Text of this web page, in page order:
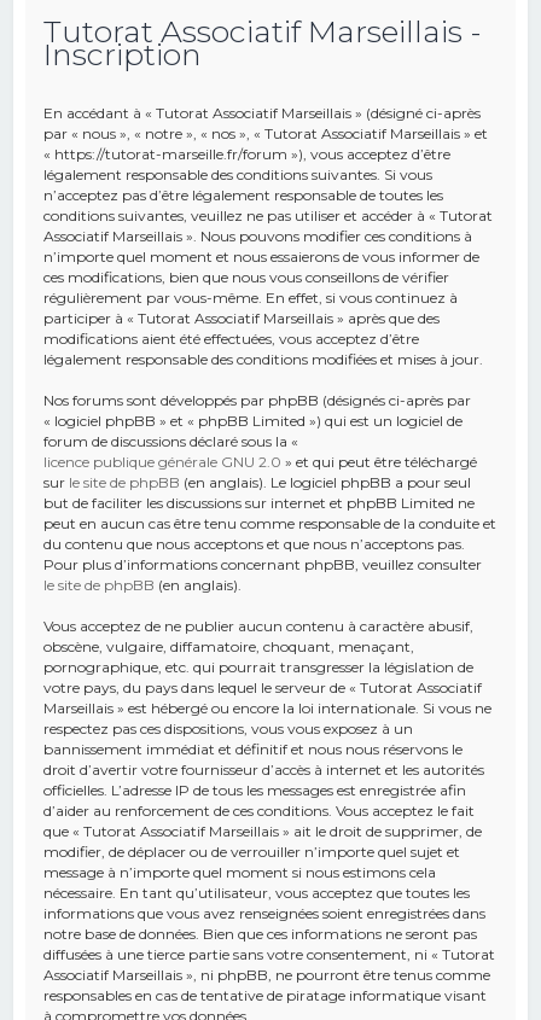
Tutorat Associatif Marseillais -
Inscription
En accédant à « Tutorat Associatif Marseillais » (désigné ci-après
par « nous », « notre », « nos », « Tutorat Associatif Marseillais » et
« https://tutorat-marseille.fr/forum »), vous acceptez d’être
légalement responsable des conditions suivantes. Si vous
n’acceptez pas d’être légalement responsable de toutes les
conditions suivantes, veuillez ne pas utiliser et accéder à « Tutorat
Associatif Marseillais ». Nous pouvons modifier ces conditions à
n’importe quel moment et nous essaierons de vous informer de
ces modifications, bien que nous vous conseillons de vérifier
régulièrement par vous-même. En effet, si vous continuez à
participer à « Tutorat Associatif Marseillais » après que des
modifications aient été effectuées, vous acceptez d’être
légalement responsable des conditions modifiées et mises à jour.
Nos forums sont développés par phpBB (désignés ci-après par
« logiciel phpBB » et « phpBB Limited ») qui est un logiciel de
forum de discussions déclaré sous la «
licence publique générale GNU 2.0 » et qui peut être téléchargé
sur le site de phpBB (en anglais). Le logiciel phpBB a pour seul
but de faciliter les discussions sur internet et phpBB Limited ne
peut en aucun cas être tenu comme responsable de la conduite et
du contenu que nous acceptons et que nous n’acceptons pas.
Pour plus d’informations concernant phpBB, veuillez consulter
le site de phpBB (en anglais).
Vous acceptez de ne publier aucun contenu à caractère abusif,
obscène, vulgaire, diffamatoire, choquant, menaçant,
pornographique, etc. qui pourrait transgresser la législation de
votre pays, du pays dans lequel le serveur de « Tutorat Associatif
Marseillais » est hébergé ou encore la loi internationale. Si vous ne
respectez pas ces dispositions, vous vous exposez à un
bannissement immédiat et définitif et nous nous réservons le
droit d’avertir votre fournisseur d’accès à internet et les autorités
officielles. L’adresse IP de tous les messages est enregistrée afin
d’aider au renforcement de ces conditions. Vous acceptez le fait
que « Tutorat Associatif Marseillais » ait le droit de supprimer, de
modifier, de déplacer ou de verrouiller n’importe quel sujet et
message à n’importe quel moment si nous estimons cela
nécessaire. En tant qu’utilisateur, vous acceptez que toutes les
informations que vous avez renseignées soient enregistrées dans
notre base de données. Bien que ces informations ne seront pas
diffusées à une tierce partie sans votre consentement, ni « Tutorat
Associatif Marseillais », ni phpBB, ne pourront être tenus comme
responsables en cas de tentative de piratage informatique visant
à compromettre vos données.